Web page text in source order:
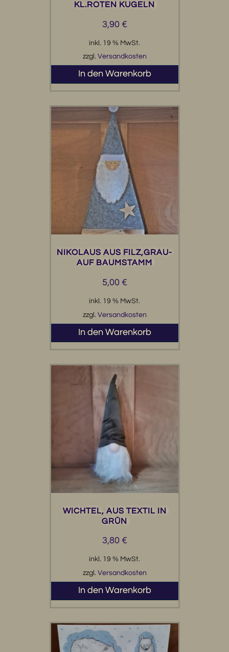
KL.ROTEN KUGELN
3,90 €
inkl. 19 % MwSt.
zzgl. Versandkosten
In den Warenkorb
NIKOLAUS AUS FILZ,GRAU-
AUF BAUMSTAMM
5,00 €
inkl. 19 % MwSt.
zzgl. Versandkosten
In den Warenkorb
WICHTEL, AUS TEXTIL IN
GRÜN
3,80 €
inkl. 19 % MwSt.
zzgl. Versandkosten
In den Warenkorb